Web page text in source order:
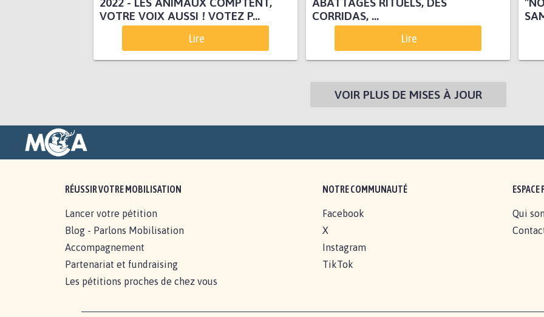
VOTRE VOIX AUSSI ! VOTEZ P...
Lire
CORRIDAS, ...
Lire
VOIR PLUS DE MISES À JOUR
RÉUSSIR VOTRE MOBILISATION
Lancer votre pétition
Blog - Parlons Mobilisation
Accompagnement
Partenariat et fundraising
Les pétitions proches de chez vous
NOTRE COMMUNAUTÉ
Facebook
X
Instagram
TikTok
ESPACE
Qui